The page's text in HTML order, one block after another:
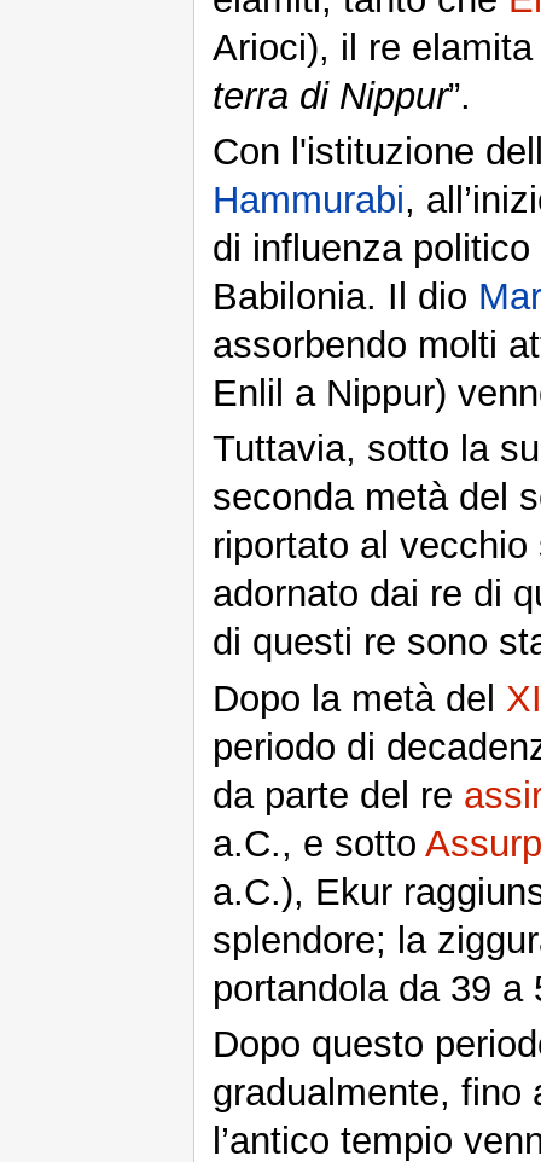
Arioci), il re
terra di Nippur”.
Con l'istituzione
Hammurabi,
di influenza
Babilonia. Il dio
assorbendo molti
Enlil a Nippur)
Tuttavia, sotto la
seconda metà del
riportato al
adornato dai re di
di questi re sono
Dopo la metà del
periodo di
da parte del re
a.C., e sotto
a.C.), Ekur
splendore; la
portandola da 39
Dopo questo
gradualmente,
l’antico tempio